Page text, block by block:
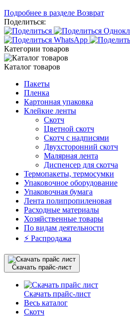
Подробнее в разделе Возврат
Поделиться:
Категории товаров
Каталог товаров
Пакеты
Пленка
Картонная упаковка
Клейкие ленты
Скотч
Цветной скотч
Скотч с надписями
Двухсторонний скотч
Малярная лента
Диспенсер для скотча
Термопакеты, термосумки
Упаковочное оборудование
Упаковочная бумага
Лента полипропиленовая
Расходные материалы
Хозяйственные товары
По видам деятельности
⚡️ Распродажа
Скачать прайс-лист
Скачать прайс-лист
Весь каталог
Скотч